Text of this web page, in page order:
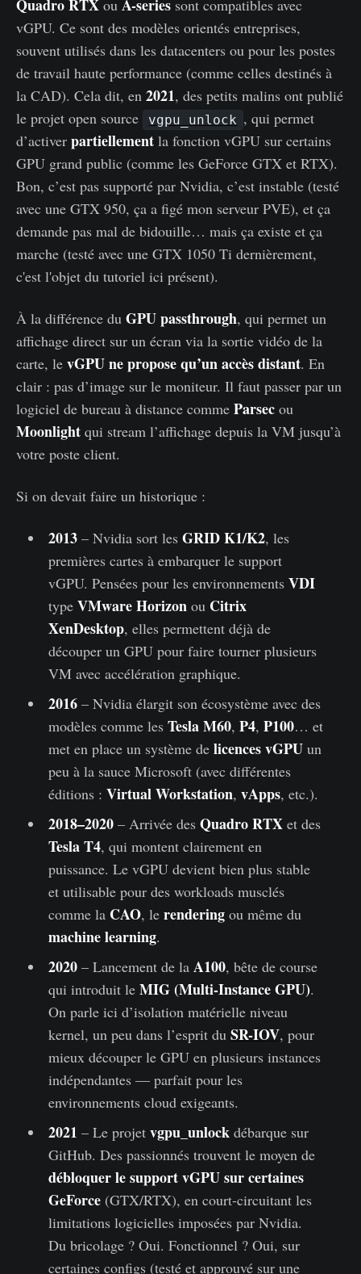
Quadro RTX ou A-series sont compatibles avec
vGPU. Ce sont des modèles orientés entreprises,
souvent utilisés dans les datacenters ou pour les postes
de travail haute performance (comme celles destinés à
la CAD). Cela dit, en 2021, des petits malins ont publié
le projet open source
vgpu_unlock , qui permet
d’activer partiellement la fonction vGPU sur certains
GPU grand public (comme les GeForce GTX et RTX).
Bon, c’est pas supporté par Nvidia, c’est instable (testé
avec une GTX 950, ça a figé mon serveur PVE), et ça
demande pas mal de bidouille… mais ça existe et ça
marche (testé avec une GTX 1050 Ti dernièrement,
c'est l'objet du tutoriel ici présent).
À la différence du GPU passthrough, qui permet un
affichage direct sur un écran via la sortie vidéo de la
carte, le vGPU ne propose qu’un accès distant. En
clair : pas d’image sur le moniteur. Il faut passer par un
logiciel de bureau à distance comme Parsec ou
Moonlight qui stream l’affichage depuis la VM jusqu’à
votre poste client.
Si on devait faire un historique :
2013– Nvidia sort les GRID K1/K2, les
premières cartes à embarquer le support
vGPU. Pensées pour les environnements VDI
type VMware Horizonou Citrix
XenDesktop, elles permettent déjà de
découper un GPU pour faire tourner plusieurs
VM avec accélération graphique.
2016– Nvidia élargit son écosystème avec des
modèles comme les Tesla M60, P4, P100… et
met en place un système de licences vGPUun
peu à la sauce Microsoft (avec différentes
éditions : Virtual Workstation, vApps, etc.).
2018–2020– Arrivée des Quadro RTXet des
Tesla T4, qui montent clairement en
puissance. Le vGPU devient bien plus stable
et utilisable pour des workloads musclés
comme la CAO, le renderingou même du
machine learning.
2020– Lancement de la A100, bête de course
qui introduit le MIG (Multi-Instance GPU).
On parle ici d’isolation matérielle niveau
kernel, un peu dans l’esprit du SR-IOV, pour
mieux découper le GPU en plusieurs instances
indépendantes — parfait pour les
environnements cloud exigeants.
2021 – Le projet vgpu_unlockdébarque sur
GitHub. Des passionnés trouvent le moyen de
débloquer le support vGPU sur certaines
GeForce(GTX/RTX), en court-circuitant les
limitations logicielles imposées par Nvidia.
Du bricolage ? Oui. Fonctionnel ? Oui, sur
certaines configs (testé et approuvé sur une